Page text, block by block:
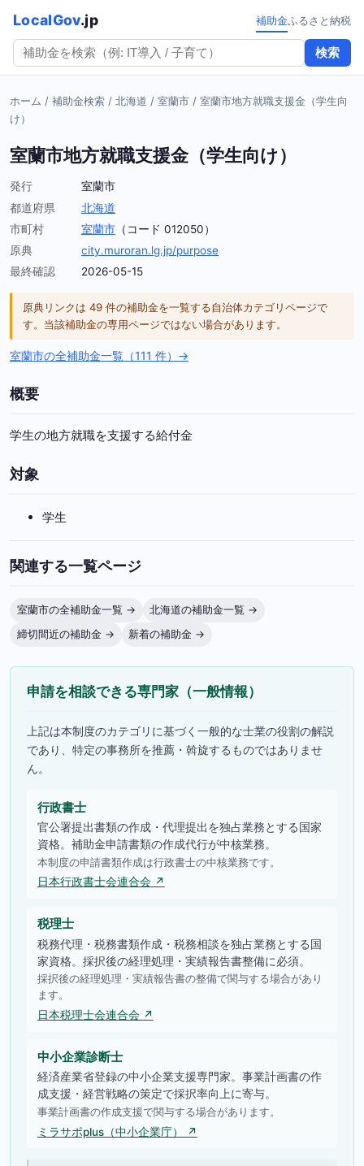
LocalGov.jp
検索
補助金ふるさと納税
ホーム / 補助金検索 / 北海道 / 室蘭市 / 室蘭市地方就職支援金（学生向
け）
室蘭市地方就職支援金（学生向け）
発行
室蘭市
都道府県
北海道
市町村
室蘭市 （コード 012050）
原典
city.muroran.lg.jp/purpose
最終確認
2026-05-15
原典リンクは 49 件の補助金を一覧する自治体カテゴリページで
す。当該補助金の専用ページではない場合があります。
室蘭市の全補助金一覧（111 件）→
概要
学生の地方就職を支援する給付金
対象
学生
関連する一覧ページ
室蘭市の全補助金一覧 →
北海道の補助金一覧 →
締切間近の補助金 →
新着の補助金 →
申請を相談できる専門家（一般情報）
上記は本制度のカテゴリに基づく一般的な士業の役割の解説
であり、特定の事務所を推薦・斡旋するものではありませ
ん。
行政書士
官公署提出書類の作成・代理提出を独占業務とする国家
資格。補助金申請書類の作成代行が中核業務。
本制度の申請書類作成は行政書士の中核業務です。
日本行政書士会連合会 ↗
税理士
税務代理・税務書類作成・税務相談を独占業務とする国
家資格。採択後の経理処理・実績報告書整備に必須。
採択後の経理処理・実績報告書の整備で関与する場合があり
ます。
日本税理士会連合会 ↗
中小企業診断士
経済産業省登録の中小企業支援専門家。事業計画書の作
成支援・経営戦略の策定で採択率向上に寄与。
事業計画書の作成支援で関与する場合があります。
ミラサポplus（中小企業庁） ↗